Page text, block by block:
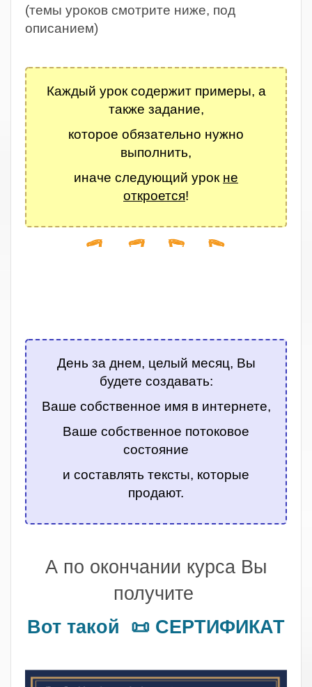
(темы уроков смотрите ниже, под
описанием)
Каждый урок содержит примеры, а
также задание,
которое обязательно нужно
выполнить,
иначе следующий урок не
откроется!
День за днем, целый месяц, Вы
будете создавать:
Ваше собственное имя в интернете,
Ваше собственное потоковое
состояние
и составлять тексты, которые
продают.
А по окончании курса Вы
получите
Вот такой 📜 СЕРТИФИКАТ